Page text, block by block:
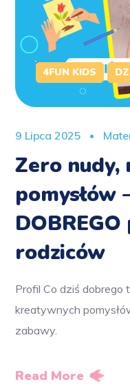
4FUN KIDS
9 Lipca 2025
Zero nudy,
pomysłów
rodziców
Profil Co dziś dobrego
kreatywnych
zabawy.
Read More